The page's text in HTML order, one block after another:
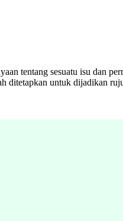
tentang sesuatu isu dan
untuk dijadikan